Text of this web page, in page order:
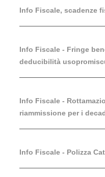
Info Fiscale, scadenze
Info Fiscale - Fringe
deducibilità
Info Fiscale -
riammissione per i
Info Fiscale - Polizza